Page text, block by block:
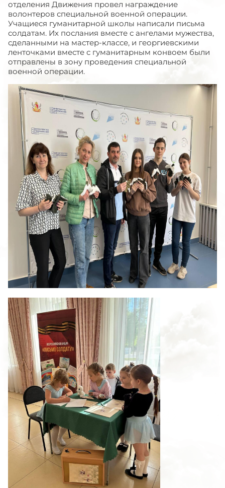
отделения Движения провел награждение
волонтеров специальной военной операции.
Учащиеся гуманитарной школы написали письма
солдатам. Их послания вместе с ангелами мужества,
сделанными на мастер-классе, и георгиевскими
ленточками вместе с гуманитарным конвоем были
отправлены в зону проведения специальной
военной операции.